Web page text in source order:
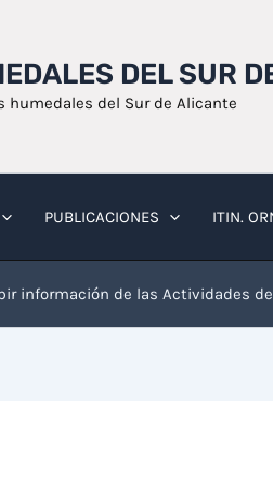
DEL SUR
humedales del Sur de Alicante
PUBLICACIONES ITIN.
información de las Actividades de